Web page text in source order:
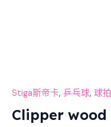
Stiga斯帝卡, 乒乓球, 球拍
Clipper wood
板
量